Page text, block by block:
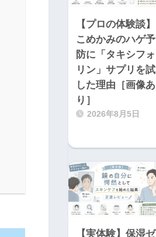
【プロの体験談】
こめかみのハゲ予
防に「タキシフォ
リン」サプリを試
した理由［画像あ
り］
2026年8月5日
【実体験】保湿ゼ